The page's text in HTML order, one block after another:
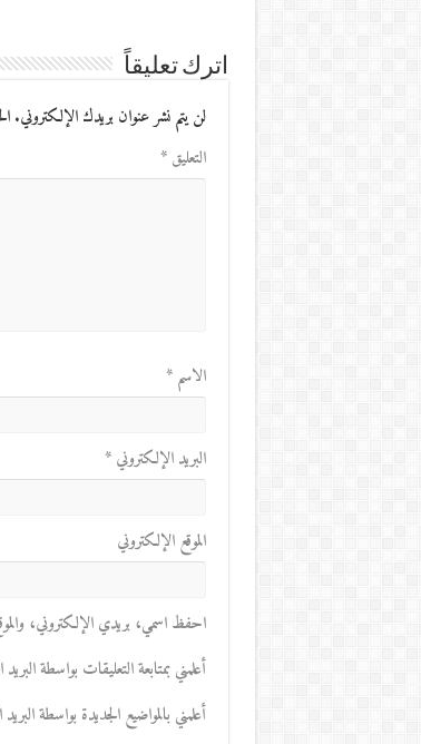
اترك تعليقاً
لن يتم نشر عنوان بريدك الإلكتروني.
التعليق*
الاسم*
البريد الإلكتروني*
الموقع الإلكتروني
احفظ اسمي، بريدي الإلكتروني،
أعلمني بمتابعة التعليقات بواسطة
أعلمني بالمواضيع الجديدة بواسطة